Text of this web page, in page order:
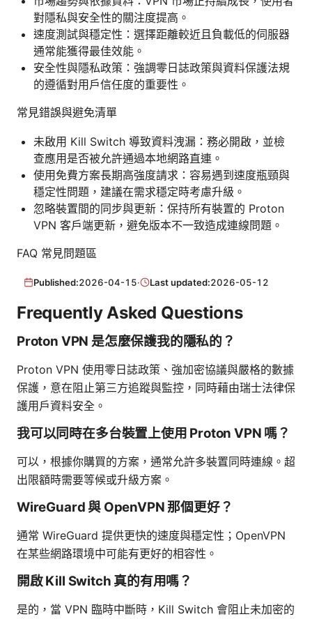
對隱私與安全性的關注度提高。
速度測試與穩定性：選擇距離較近且負載低的伺服器
通常能獲得最佳效能。
安全性與隱私政策：強調零日誌政策與資料保護法規
的遵循對用戶信任度的重要性。
常見錯誤與避免清單
未啟用 Kill Switch 導致資料洩漏：務必開啟，並檢
查應用是否被允許通過本地網路直連。
使用免費方案長期高強度請求：容易遇到速度瓶頸與
穩定性問題，建議在需求穩定時考慮升級。
忽略裝置間的同步與更新：保持所有裝置的 Proton
VPN 客戶端更新，避免版本不一致造成連線問題。
FAQ 常見問題區
Published:2026-04-15· Last updated:2026-05-12
Frequently Asked Questions
Proton VPN 是怎麼保護我的隱私的？
Proton VPN 使用零日誌政策、強加密協議與嚴格的數據
保護，意在阻止第三方追蹤與監控，同時藉由瑞士法律保
護用戶資料安全。
我可以同時在多台裝置上使用 Proton VPN 嗎？
可以，根據你購買的方案，通常允許多裝置同時連線。超
出限額時需要等候或升級方案。
WireGuard 與 OpenVPN 那個更好？
通常 WireGuard 提供更快的速度與穩定性；OpenVPN
在某些網路環境中可能有更好的相容性。
開啟 Kill Switch 真的有用嗎？
是的，當 VPN 臨時中斷時，Kill Switch 會阻止未加密的